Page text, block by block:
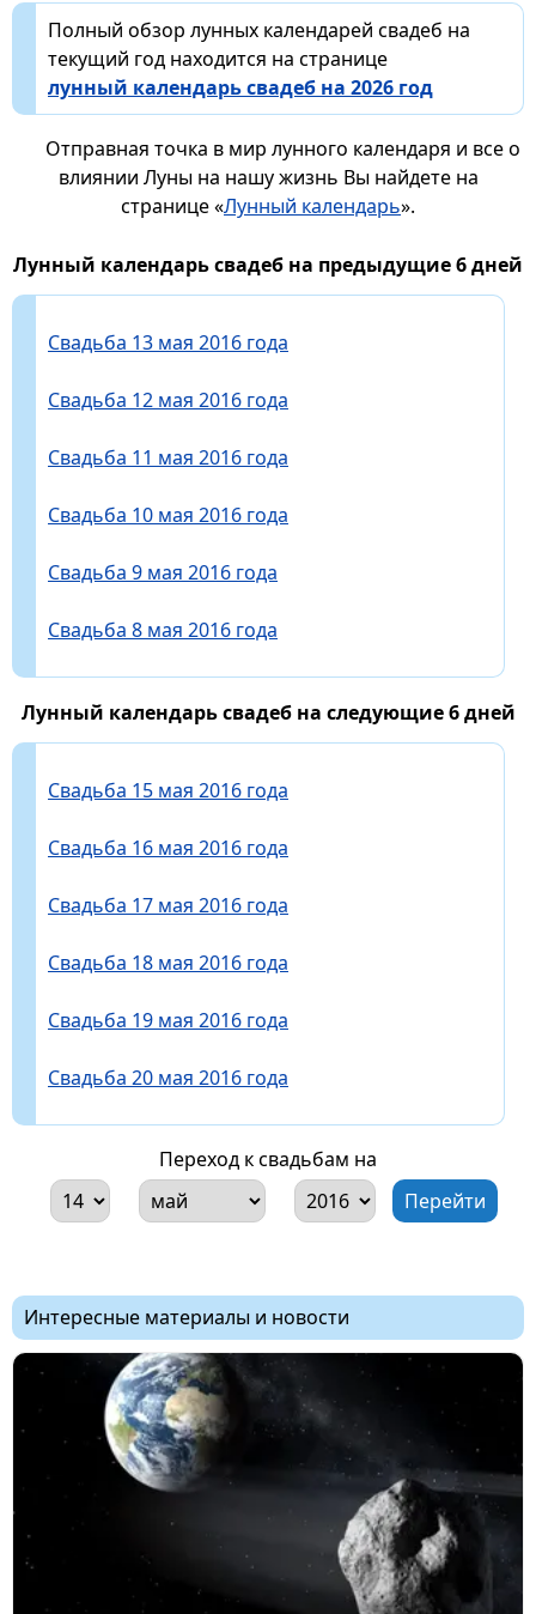
Полный обзор лунных календарей свадеб на
текущий год находится на странице
лунный календарь свадеб на 2026 год
Отправная точка в мир лунного календаря и все о
влиянии Луны на нашу жизнь Вы найдете на
странице «Лунный календарь».
Лунный календарь свадеб на предыдущие 6 дней
Свадьба 13 мая 2016 года
Свадьба 12 мая 2016 года
Свадьба 11 мая 2016 года
Свадьба 10 мая 2016 года
Свадьба 9 мая 2016 года
Свадьба 8 мая 2016 года
Лунный календарь свадеб на следующие 6 дней
Свадьба 15 мая 2016 года
Свадьба 16 мая 2016 года
Свадьба 17 мая 2016 года
Свадьба 18 мая 2016 года
Свадьба 19 мая 2016 года
Свадьба 20 мая 2016 года
Переход к свадьбам на
Интересные материалы и новости